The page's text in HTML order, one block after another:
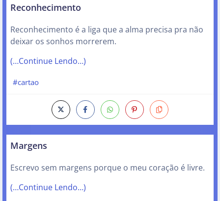
Reconhecimento
Reconhecimento é a liga que a alma precisa pra não
deixar os sonhos morrerem.
(…Continue Lendo…)
#cartao
Margens
Escrevo sem margens porque o meu coração é livre.
(…Continue Lendo…)